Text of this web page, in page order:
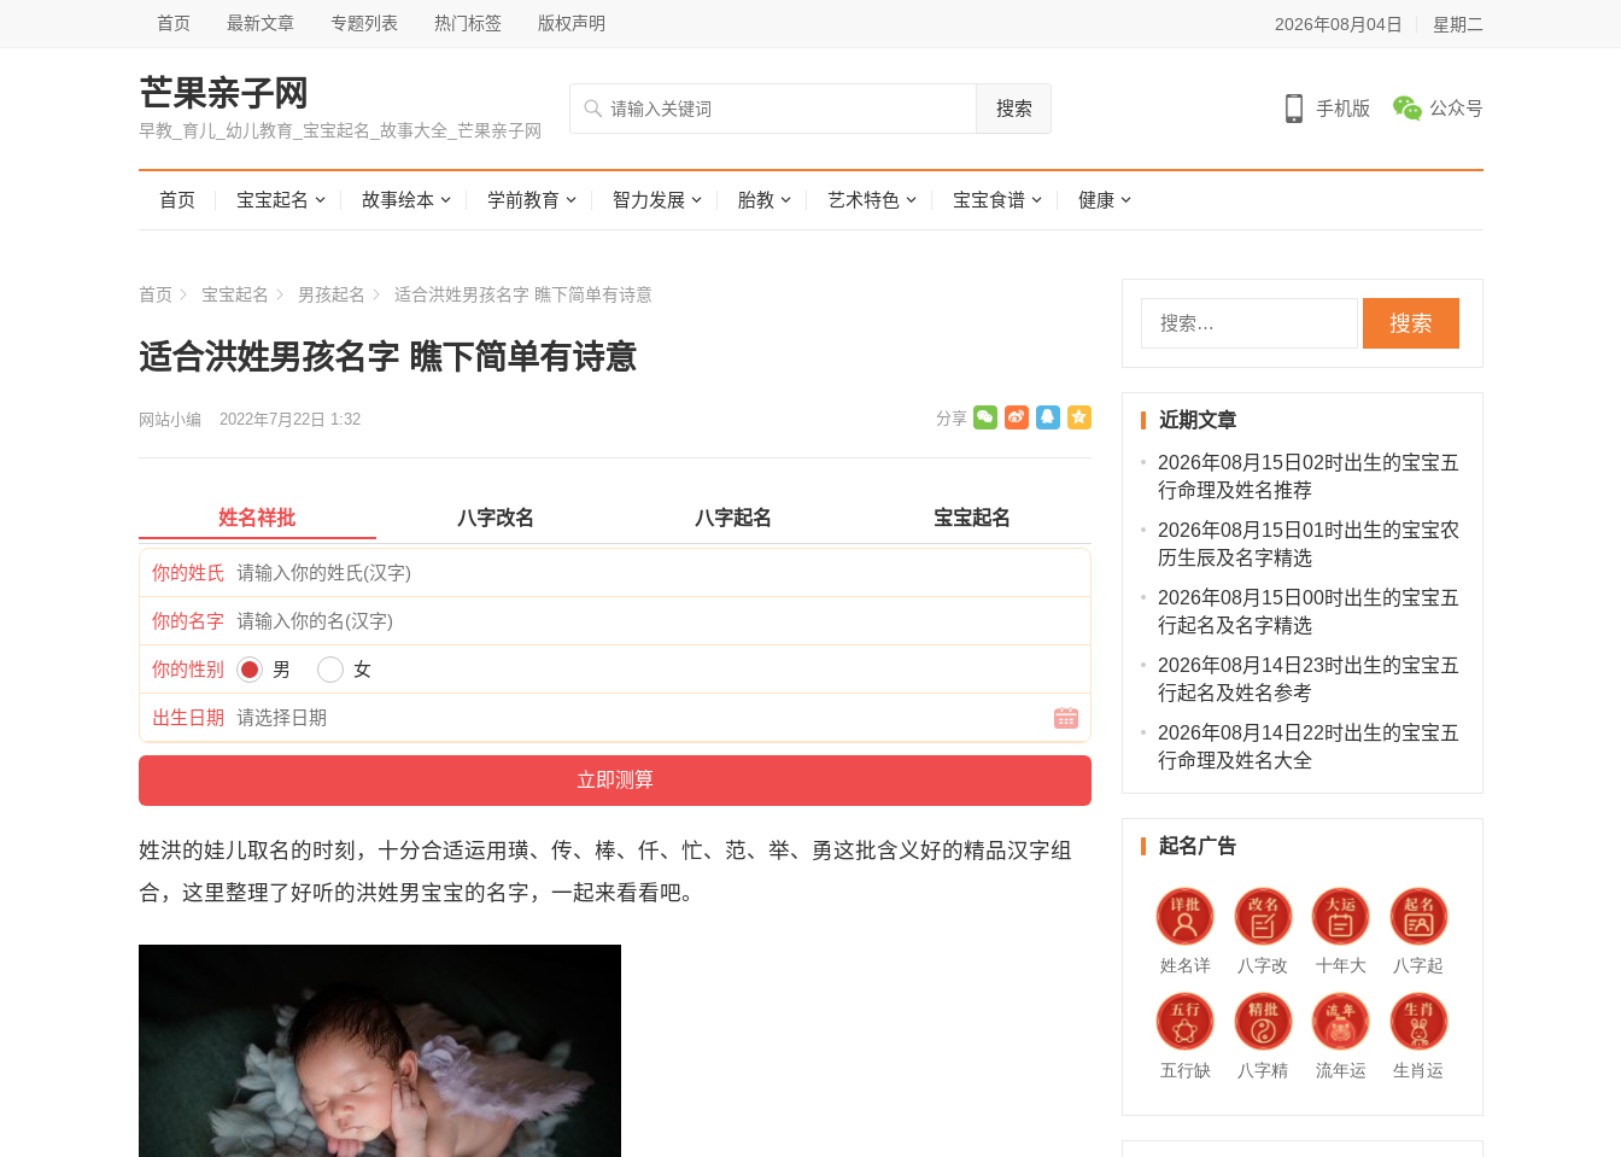
首页 最新文章 专题列表 热门标签 版权声明 2026年08月04日 星期二
芒果亲子网
早教_育儿_幼儿教育_宝宝起名_故事大全_芒果亲子网
搜索 手机版 公众号
首页 宝宝起名 故事绘本 学前教育 智力发展 胎教 艺术特色 宝宝食谱 健康
首页 宝宝起名 男孩起名 适合洪姓男孩名字 瞧下简单有诗意
适合洪姓男孩名字 瞧下简单有诗意
网站小编 2022年7月22日 1:32
姓名祥批 八字改名 八字起名 宝宝起名
你的姓氏
你的名字
你的性别 男 女
出生日期
姓洪的娃儿取名的时刻，十分合适运用璜、传、棒、仟、忙、范、举、勇这批含义好的精品汉字组
合，这里整理了好听的洪姓男宝宝的名字，一起来看看吧。
近期文章
2026年08月15日02时出生的宝宝五
行命理及姓名推荐
2026年08月15日01时出生的宝宝农
历生辰及名字精选
2026年08月15日00时出生的宝宝五
行起名及名字精选
2026年08月14日23时出生的宝宝五
行起名及姓名参考
2026年08月14日22时出生的宝宝五
行命理及姓名大全
起名广告
姓名详
批
八字改
名
十年大
运
八字起
名
五行缺
八字精
流年运
生肖运